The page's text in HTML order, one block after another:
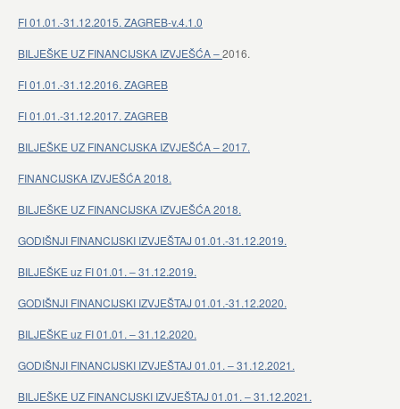
FI 01.01.-31.12.2015. ZAGREB-v.4.1.0
BILJEŠKE UZ FINANCIJSKA IZVJEŠĆA –2016.
FI 01.01.-31.12.2016. ZAGREB
FI 01.01.-31.12.2017. ZAGREB
BILJEŠKE UZ FINANCIJSKA IZVJEŠĆA – 2017.
FINANCIJSKA IZVJEŠĆA 2018.
BILJEŠKE UZ FINANCIJSKA IZVJEŠĆA 2018.
GODIŠNJI FINANCIJSKI IZVJEŠTAJ 01.01.-31.12.2019.
BILJEŠKE uz FI 01.01. – 31.12.2019.
GODIŠNJI FINANCIJSKI IZVJEŠTAJ 01.01.-31.12.2020.
BILJEŠKE uz FI 01.01. – 31.12.2020.
GODIŠNJI FINANCIJSKI IZVJEŠTAJ 01.01. – 31.12.2021.
BILJEŠKE UZ FINANCIJSKI IZVJEŠTAJ 01.01. – 31.12.2021.